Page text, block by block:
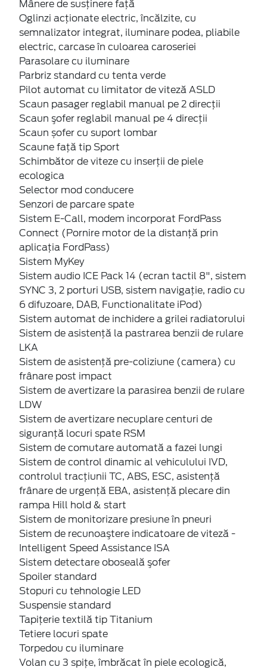
Mânere de susţinere faţă
Oglinzi acţionate electric, încălzite, cu
semnalizator integrat, iluminare podea, pliabile
electric, carcase în culoarea caroseriei
Parasolare cu iluminare
Parbriz standard cu tenta verde
Pilot automat cu limitator de viteză ASLD
Scaun pasager reglabil manual pe 2 direcții
Scaun şofer reglabil manual pe 4 direcții
Scaun șofer cu suport lombar
Scaune faţă tip Sport
Schimbător de viteze cu inserţii de piele
ecologica
Selector mod conducere
Senzori de parcare spate
Sistem E-Call, modem incorporat FordPass
Connect (Pornire motor de la distanță prin
aplicația FordPass)
Sistem MyKey
Sistem audio ICE Pack 14 (ecran tactil 8", sistem
SYNC 3, 2 porturi USB, sistem navigaţie, radio cu
6 difuzoare, DAB, Functionalitate iPod)
Sistem automat de inchidere a grilei radiatorului
Sistem de asistenţă la pastrarea benzii de rulare
LKA
Sistem de asistenţă pre-coliziune (camera) cu
frânare post impact
Sistem de avertizare la parasirea benzii de rulare
LDW
Sistem de avertizare necuplare centuri de
siguranță locuri spate RSM
Sistem de comutare automată a fazei lungi
Sistem de control dinamic al vehiculului IVD,
controlul tracțiunii TC, ABS, ESC, asistență
frânare de urgență EBA, asistență plecare din
rampa Hill hold & start
Sistem de monitorizare presiune în pneuri
Sistem de recunoaştere indicatoare de viteză -
Intelligent Speed Assistance ISA
Sistem detectare oboseală şofer
Spoiler standard
Stopuri cu tehnologie LED
Suspensie standard
Tapiţerie textilă tip Titanium
Tetiere locuri spate
Torpedou cu iluminare
Volan cu 3 spițe, îmbrăcat în piele ecologică,